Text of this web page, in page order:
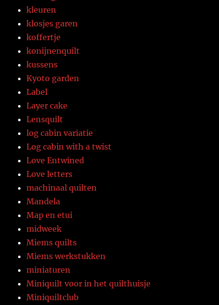
kleuren
klosjes garen
koffertje
konijnenquilt
kussens
Kyoto garden
Label
Layer cake
Lensquilt
log cabin variatie
Log cabin with a twist
Love Entwined
Love letters
machinaal quilten
Mandela
Map en etui
midweek
Miems quilts
Miems werkstukken
miniaturen
Miniquilt voor in het quilthuisje
Miniquiltclub